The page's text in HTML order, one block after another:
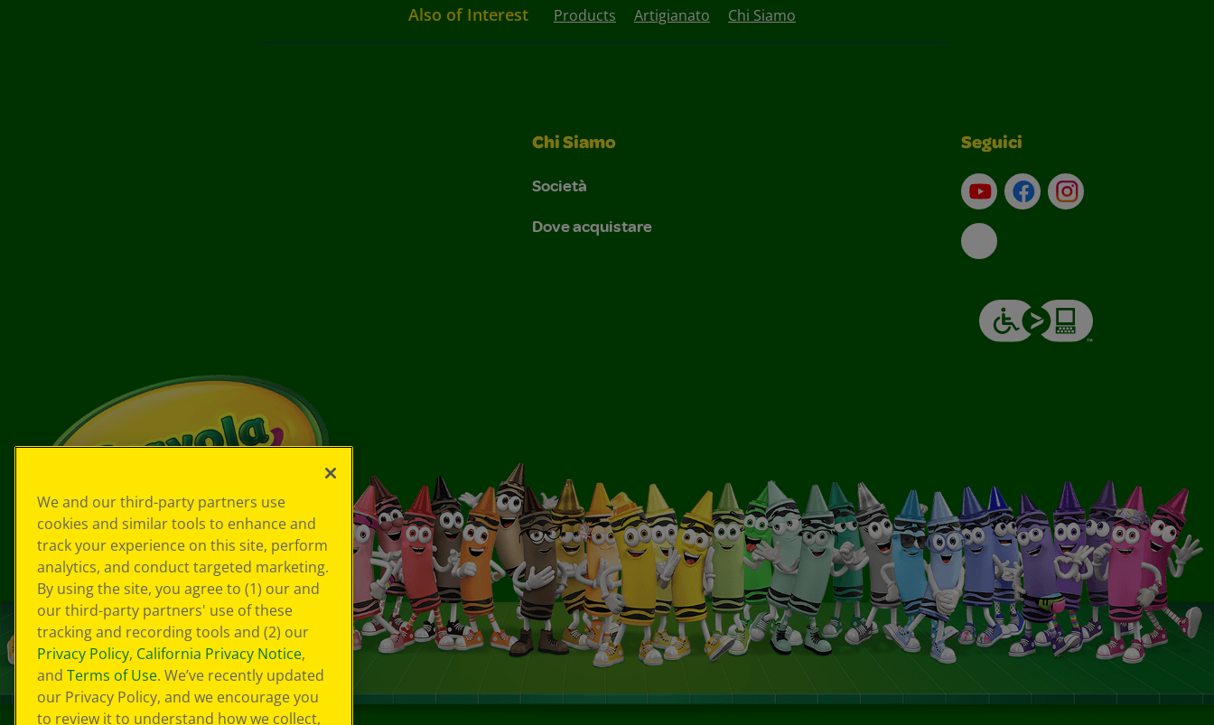
Also of Interest Products Artigianato Chi Siamo
Chi Siamo
Società
Dove acquistare
Seguici
Su YouTube
ContattiProfilo Instagram
Email
We and our third-party partners use
cookies and similar tools to enhance and
track your experience on this site, perform
analytics, and conduct targeted marketing.
By using the site, you agree to (1) our and
our third-party partners' use of these
tracking and recording tools and (2) our
Privacy Policy, California Privacy Notice,
and Terms of Use. We’ve recently updated
our Privacy Policy, and we encourage you
to review it to understand how we collect,